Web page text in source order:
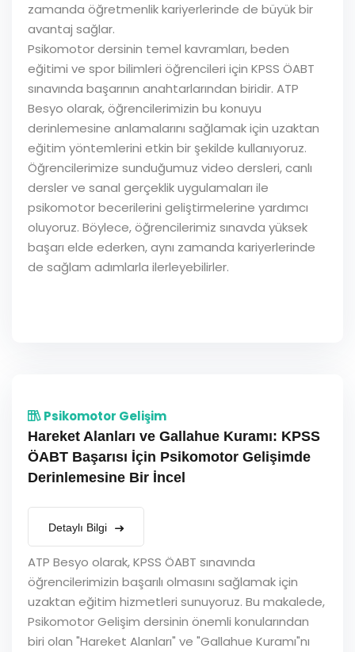
zamanda öğretmenlik kariyerlerinde de büyük bir
avantaj sağlar.
Psikomotor dersinin temel kavramları, beden
eğitimi ve spor bilimleri öğrencileri için KPSS ÖABT
sınavında başarının anahtarlarından biridir. ATP
Besyo olarak, öğrencilerimizin bu konuyu
derinlemesine anlamalarını sağlamak için uzaktan
eğitim yöntemlerini etkin bir şekilde kullanıyoruz.
Öğrencilerimize sunduğumuz video dersleri, canlı
dersler ve sanal gerçeklik uygulamaları ile
psikomotor becerilerini geliştirmelerine yardımcı
oluyoruz. Böylece, öğrencilerimiz sınavda yüksek
başarı elde ederken, aynı zamanda kariyerlerinde
de sağlam adımlarla ilerleyebilirler.
Psikomotor Gelişim
Hareket Alanları ve Gallahue Kuramı: KPSS
ÖABT Başarısı İçin Psikomotor Gelişimde
Derinlemesine Bir İncel
Detaylı Bilgi
ATP Besyo olarak, KPSS ÖABT sınavında
öğrencilerimizin başarılı olmasını sağlamak için
uzaktan eğitim hizmetleri sunuyoruz. Bu makalede,
Psikomotor Gelişim dersinin önemli konularından
biri olan "Hareket Alanları" ve "Gallahue Kuramı"nı